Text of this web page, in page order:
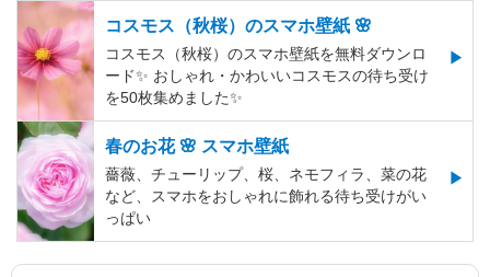
コスモス（秋桜）のスマホ壁紙 🌸
コスモス（秋桜）のスマホ壁紙を無料ダウンロ
ード✨️ おしゃれ・かわいいコスモスの待ち受け
を50枚集めました✨️
春のお花 🌸 スマホ壁紙
薔薇、チューリップ、桜、ネモフィラ、菜の花
など、スマホをおしゃれに飾れる待ち受けがい
っぱい